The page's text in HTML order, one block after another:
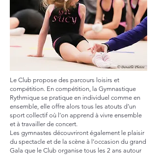
Le Club propose des parcours loisirs et
compétition. En compétition, la Gymnastique
Rythmique se pratique en individuel comme en
ensemble, elle offre alors tous les atouts d’un
sport collectif où l’on apprend à vivre ensemble
et à travailler de concert.
Les gymnastes découvriront également le plaisir
du spectacle et de la scène à l’occasion du grand
Gala que le Club organise tous les 2 ans autour